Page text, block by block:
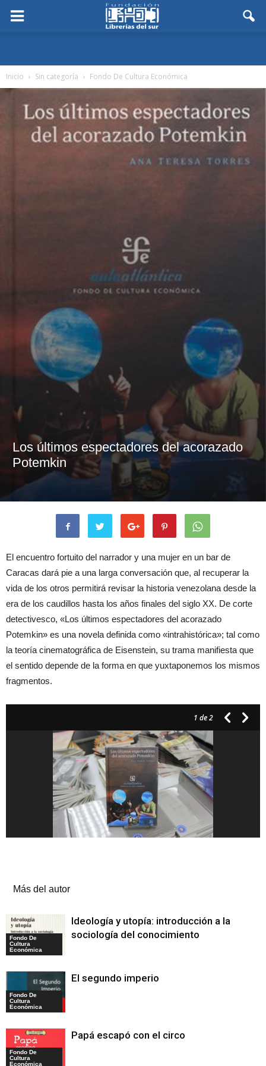
Inicio Sin categoría Fondo De Cultura Económica
Los últimos espectadores del acorazado
Potemkin
El encuentro fortuito del narrador y una mujer en un bar de
Caracas dará pie a una larga conversación que, al recuperar la
vida de los otros permitirá revisar la historia venezolana desde la
era de los caudillos hasta los años finales del siglo XX. De corte
detectivesco, «Los últimos espectadores del acorazado
Potemkin» es una novela definida como «intrahistórica»; tal como
la teoría cinematográfica de Eisenstein, su trama manifiesta que
el sentido depende de la forma en que yuxtaponemos los mismos
fragmentos.
1 de 2
Más del autor
Fondo De
Cultura
Económica
Ideología y utopía: introducción a la
sociología del conocimiento
Fondo De
Cultura
Económica
El segundo imperio
Fondo De
Cultura
Económica
Papá escapó con el circo